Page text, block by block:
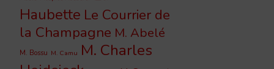
Haubette Le Courrier de
la Champagne M. Abelé
M. Bossu M. Camu M. Charles